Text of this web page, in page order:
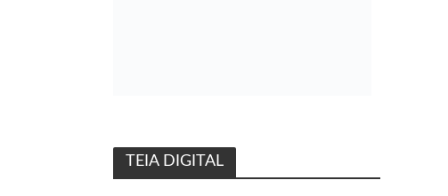
TEIA DIGITAL